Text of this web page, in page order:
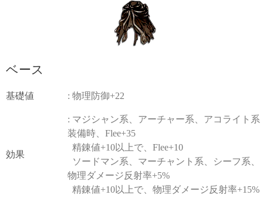
ベース
基礎値 : 物理防御+22
効果
: マジシャン系、アーチャー系、アコライト系
装備時、Flee+35
精錬値+10以上で、Flee+10
ソードマン系、マーチャント系、シーフ系、
物理ダメージ反射率+5%
精錬値+10以上で、物理ダメージ反射率+15%